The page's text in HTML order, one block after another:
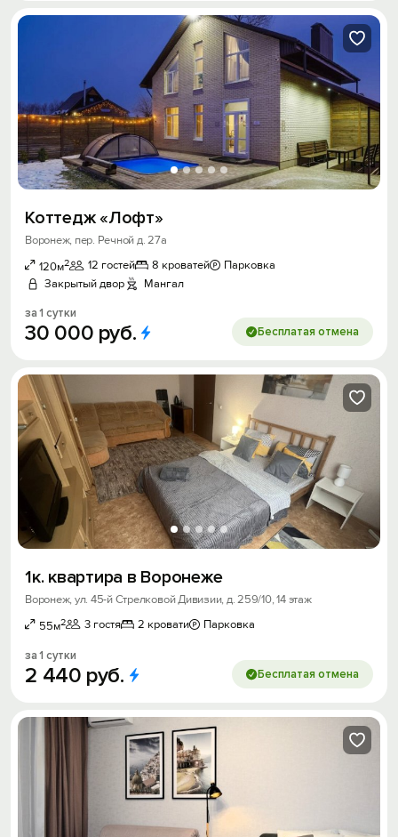
Коттедж «Лофт»
Воронеж, пер. Речной д. 27а
120м2 12 гостей 8 кроватей
Парковка
Закрытый двор
Мангал
за 1 сутки
30 000 руб. Бесплатая отмена
1к. квартира в Воронеже
Воронеж, ул. 45-й Стрелковой Дивизии, д. 259/10, 14 этаж
55м2 3 гостя 2 кровати Парковка
за 1 сутки
2 440 руб. Бесплатая отмена